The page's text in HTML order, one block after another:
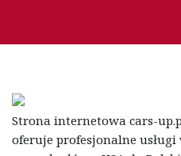
Strona internetowa cars-
oferuje profesjonalne